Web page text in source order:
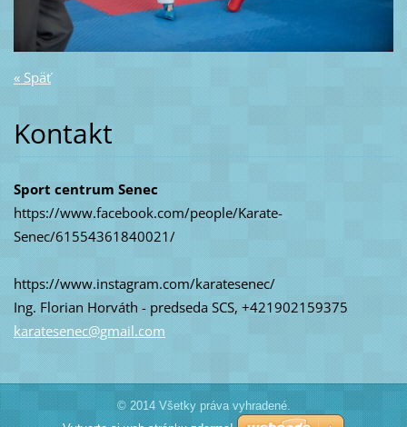
« Späť
Kontakt
Sport centrum Senec
https://www.facebook.com/people/Karate-
Senec/61554361840021/
https://www.instagram.com/karatesenec/
Ing. Florian Horváth - predseda SCS, +421902159375
karatesenec@gmail.com
© 2014 Všetky práva vyhradené.